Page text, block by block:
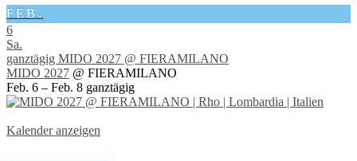
FEB.
6
Sa.
ganztägig MIDO 2027 @ FIERAMILANO
MIDO 2027 @ FIERAMILANO
Feb. 6 – Feb. 8 ganztägig
Kalender anzeigen